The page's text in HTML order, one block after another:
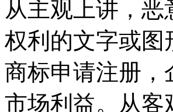
从主观上讲，
权利的文字或图
商标申请注册，
市场利益。从客